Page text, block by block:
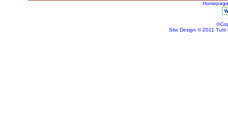
Homepage
Site Design © 2011 Tutti